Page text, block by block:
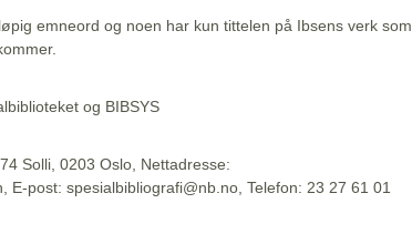
emneord og noen har kun tittelen på Ibsens verk som
og BIBSYS
Solli, 0203 Oslo, Nettadresse:
E-post: spesialbibliografi@nb.no, Telefon: 23 27 61 01